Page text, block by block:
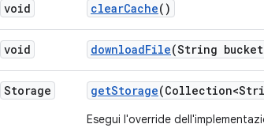
void clearCache()
void downloadFile(String bucket
Storage getStorage
Esegui l'override